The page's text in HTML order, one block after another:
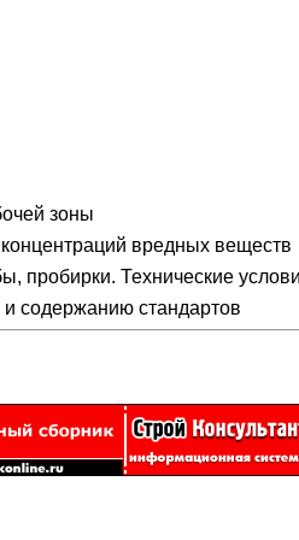
зоны
вредных веществ
пробирки. Технические
содержанию стандартов